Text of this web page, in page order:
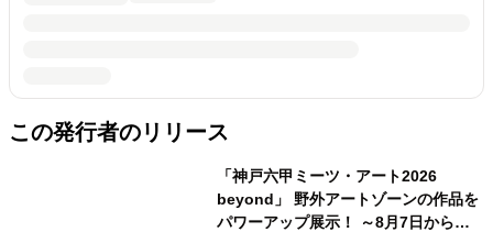
この発行者のリリース
「神戸六甲ミーツ・アート2026
beyond」 野外アートゾーンの作品を
パワーアップ展示！ ～8月7日からは